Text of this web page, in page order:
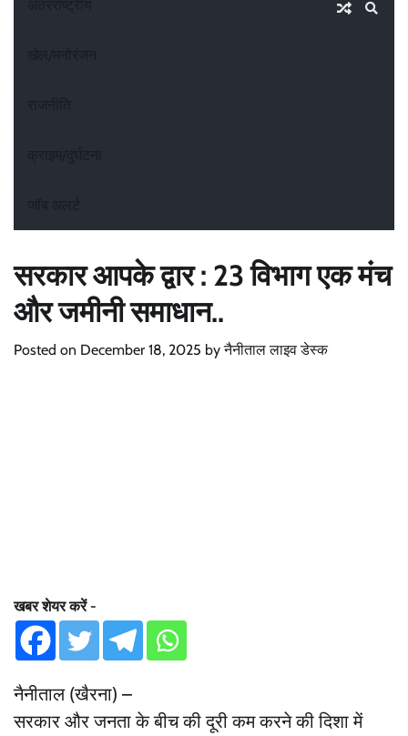
अंतरराष्ट्रीय
खेल/मनोरंजन
राजनीति
क्राइम/दुर्घटना
जॉब अलर्ट
सरकार आपके द्वार : 23 विभाग एक मंच
और जमीनी समाधान..
Posted on December 18, 2025 byनैनीताल लाइव डेस्क
खबर शेयर करें -
नैनीताल (खैरना) –
सरकार और जनता के बीच की दूरी कम करने की दिशा में